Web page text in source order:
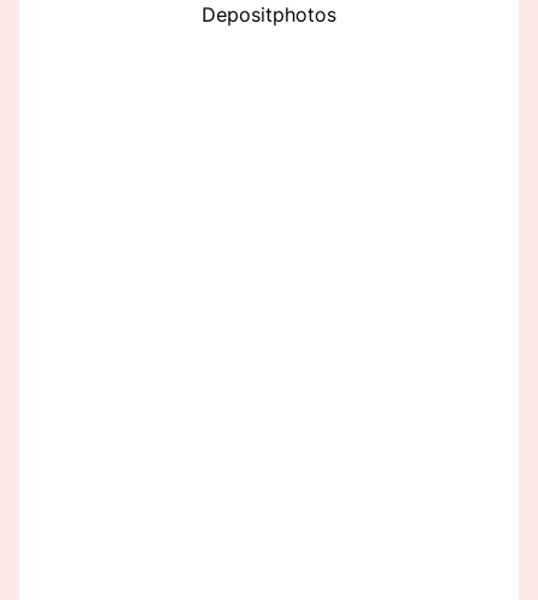
Depositphotos